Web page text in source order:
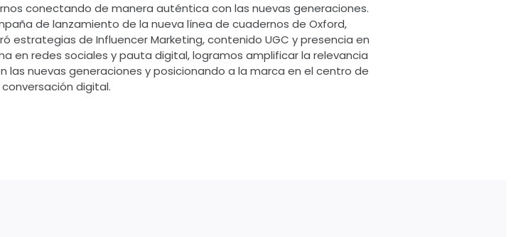
conectando de manera auténtica con las nuevas generaciones.
de lanzamiento de la nueva línea de cuadernos de Oxford,
estrategias de Influencer Marketing, contenido UGC y presencia en
en redes sociales y pauta digital, logramos amplificar la relevancia
nuevas generaciones y posicionando a la marca en el centro de
conversación digital.